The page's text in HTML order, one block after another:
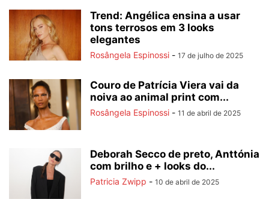
Trend: Angélica ensina a usar
tons terrosos em 3 looks
elegantes
Rosângela Espinossi - 17 de julho de 2025
Couro de Patrícia Viera vai da
noiva ao animal print com...
Rosângela Espinossi - 11 de abril de 2025
Deborah Secco de preto, Anttónia
com brilho e + looks do...
Patricia Zwipp - 10 de abril de 2025